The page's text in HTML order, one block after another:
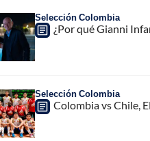
Selección Colombia
¿Por qué Gianni
Selección Colombia
Colombia vs Chile,